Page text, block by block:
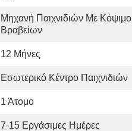
Μηχανή Παιχνιδιών Με Κόψιμο
Βραβείων
12 Μήνες
Εσωτερικό Κέντρο Παιχνιδιών
1 Άτομο
7-15 Εργάσιμες Ημέρες